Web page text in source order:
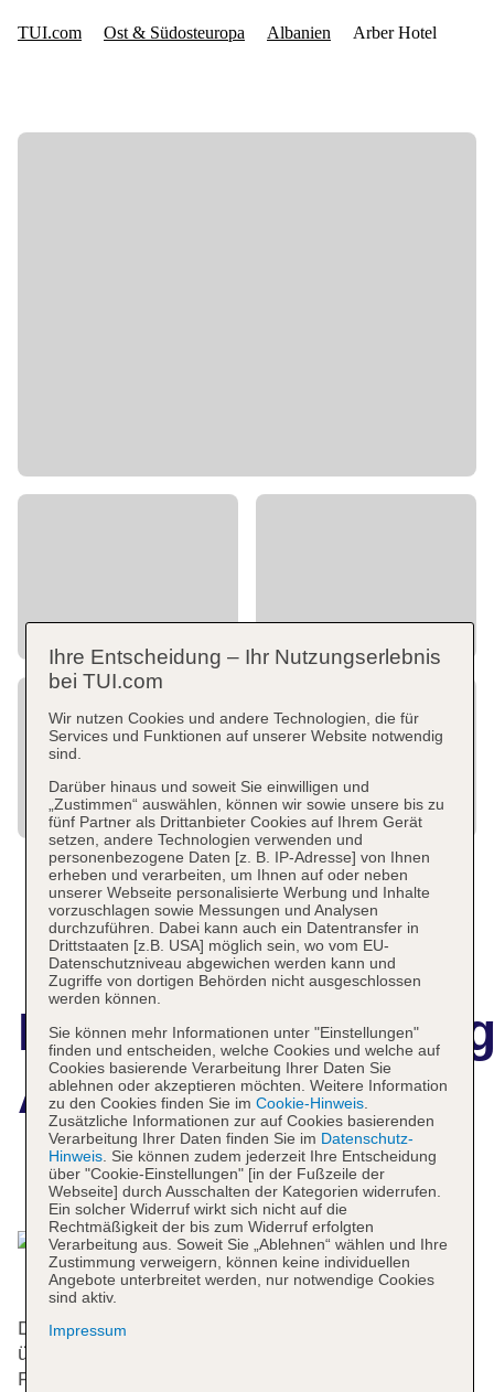
Arber Hotel
Das bietet Ihre Unterkunft
Das Hotel bietet 25 Nichtraucherzimmer und verfügt
über einen Aufzug. Das freundliche Personal an der
Rezeption ist gerne bei allen Fragen behilflich. Zu
Ihre Entscheidung – Ihr Nutzungserlebnis
bei TUI.com
Wir nutzen Cookies und andere Technologien, die für
Services und Funktionen auf unserer Website notwendig
sind.
Darüber hinaus und soweit Sie einwilligen und
„Zustimmen“ auswählen, können wir sowie unsere bis zu
fünf Partner als Drittanbieter Cookies auf Ihrem Gerät
setzen, andere Technologien verwenden und
personenbezogene Daten [z. B. IP-Adresse] von Ihnen
erheben und verarbeiten, um Ihnen auf oder neben
unserer Webseite personalisierte Werbung und Inhalte
vorzuschlagen sowie Messungen und Analysen
durchzuführen. Dabei kann auch ein Datentransfer in
Drittstaaten [z.B. USA] möglich sein, wo vom EU-
Datenschutzniveau abgewichen werden kann und
Zugriffe von dortigen Behörden nicht ausgeschlossen
werden können.
Sie können mehr Informationen unter "Einstellungen"
finden und entscheiden, welche Cookies und welche auf
Cookies basierende Verarbeitung Ihrer Daten Sie
ablehnen oder akzeptieren möchten. Weitere Information
zu den Cookies finden Sie im Cookie-Hinweis.
Zusätzliche Informationen zur auf Cookies basierenden
Verarbeitung Ihrer Daten finden Sie im Datenschutz-
Hinweis. Sie können zudem jederzeit Ihre Entscheidung
über "Cookie-Einstellungen" [in der Fußzeile der
Webseite] durch Ausschalten der Kategorien widerrufen.
Ein solcher Widerruf wirkt sich nicht auf die
Rechtmäßigkeit der bis zum Widerruf erfolgten
Verarbeitung aus. Soweit Sie „Ablehnen“ wählen und Ihre
Zustimmung verweigern, können keine individuellen
Angebote unterbreitet werden, nur notwendige Cookies
sind aktiv.
Impressum